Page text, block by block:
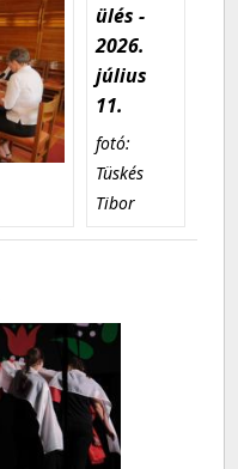
ülés -
2026.
július
11.
fotó:
Tüskés
Tibor